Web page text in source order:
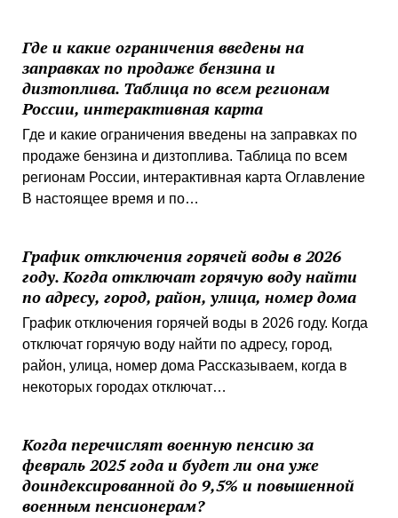
Где и какие ограничения введены на
заправках по продаже бензина и
дизтоплива. Таблица по всем регионам
России, интерактивная карта
Где и какие ограничения введены на заправках по
продаже бензина и дизтоплива. Таблица по всем
регионам России, интерактивная карта Оглавление
В настоящее время и по…
График отключения горячей воды в 2026
году. Когда отключат горячую воду найти
по адресу, город, район, улица, номер дома
График отключения горячей воды в 2026 году. Когда
отключат горячую воду найти по адресу, город,
район, улица, номер дома Рассказываем, когда в
некоторых городах отключат…
Когда перечислят военную пенсию за
февраль 2025 года и будет ли она уже
доиндексированной до 9,5% и повышенной
военным пенсионерам?